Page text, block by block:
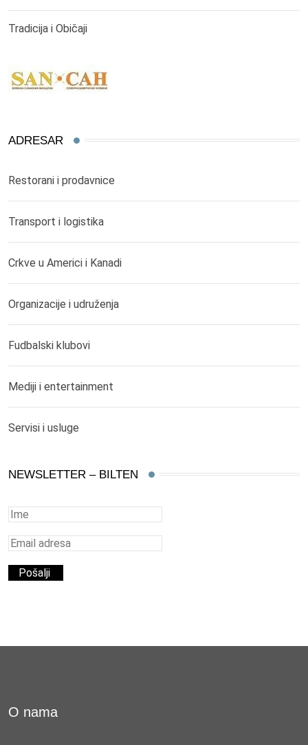
Tradicija i Običaji
ADRESAR
Restorani i prodavnice
Transport i logistika
Crkve u Americi i Kanadi
Organizacije i udruženja
Fudbalski klubovi
Mediji i entertainment
Servisi i usluge
NEWSLETTER – BILTEN
O nama